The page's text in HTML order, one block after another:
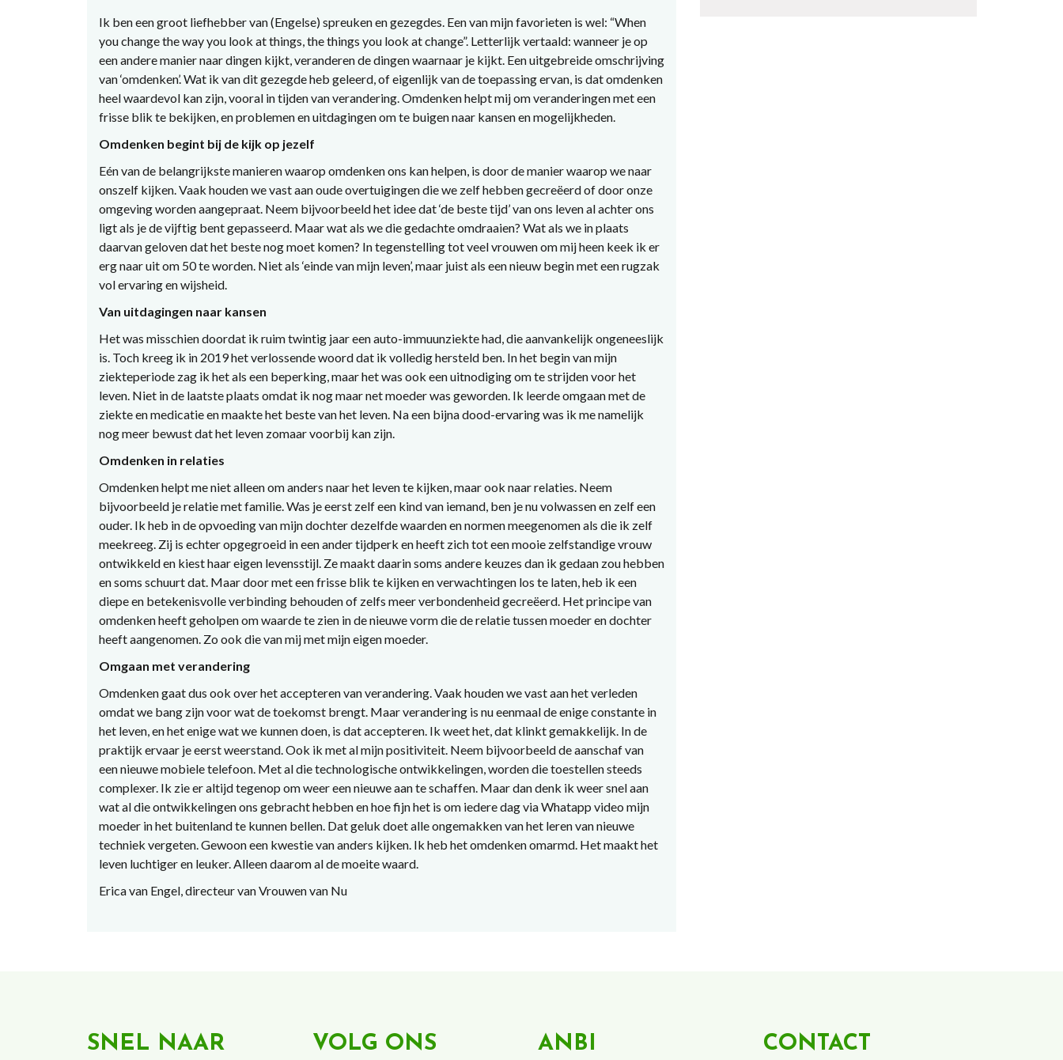
Ik ben een groot liefhebber van (Engelse) spreuken en gezegdes. Een van mijn favorieten is wel: “When
you change the way you look at things, the things you look at change”. Letterlijk vertaald: wanneer je op
een andere manier naar dingen kijkt, veranderen de dingen waarnaar je kijkt. Een uitgebreide omschrijving
van ‘omdenken’. Wat ik van dit gezegde heb geleerd, of eigenlijk van de toepassing ervan, is dat omdenken
heel waardevol kan zijn, vooral in tijden van verandering. Omdenken helpt mij om veranderingen met een
frisse blik te bekijken, en problemen en uitdagingen om te buigen naar kansen en mogelijkheden.
Omdenken begint bij de kijk op jezelf
Eén van de belangrijkste manieren waarop omdenken ons kan helpen, is door de manier waarop we naar
onszelf kijken. Vaak houden we vast aan oude overtuigingen die we zelf hebben gecreëerd of door onze
omgeving worden aangepraat. Neem bijvoorbeeld het idee dat ‘de beste tijd’ van ons leven al achter ons
ligt als je de vijftig bent gepasseerd. Maar wat als we die gedachte omdraaien? Wat als we in plaats
daarvan geloven dat het beste nog moet komen? In tegenstelling tot veel vrouwen om mij heen keek ik er
erg naar uit om 50 te worden. Niet als ‘einde van mijn leven’, maar juist als een nieuw begin met een rugzak
vol ervaring en wijsheid.
Van uitdagingen naar kansen
Het was misschien doordat ik ruim twintig jaar een auto-immuunziekte had, die aanvankelijk ongeneeslijk
is. Toch kreeg ik in 2019 het verlossende woord dat ik volledig hersteld ben. In het begin van mijn
ziekteperiode zag ik het als een beperking, maar het was ook een uitnodiging om te strijden voor het
leven. Niet in de laatste plaats omdat ik nog maar net moeder was geworden. Ik leerde omgaan met de
ziekte en medicatie en maakte het beste van het leven. Na een bijna dood-ervaring was ik me namelijk
nog meer bewust dat het leven zomaar voorbij kan zijn.
Omdenken in relaties
Omdenken helpt me niet alleen om anders naar het leven te kijken, maar ook naar relaties. Neem
bijvoorbeeld je relatie met familie. Was je eerst zelf een kind van iemand, ben je nu volwassen en zelf een
ouder. Ik heb in de opvoeding van mijn dochter dezelfde waarden en normen meegenomen als die ik zelf
meekreeg. Zij is echter opgegroeid in een ander tijdperk en heeft zich tot een mooie zelfstandige vrouw
ontwikkeld en kiest haar eigen levensstijl. Ze maakt daarin soms andere keuzes dan ik gedaan zou hebben
en soms schuurt dat. Maar door met een frisse blik te kijken en verwachtingen los te laten, heb ik een
diepe en betekenisvolle verbinding behouden of zelfs meer verbondenheid gecreëerd. Het principe van
omdenken heeft geholpen om waarde te zien in de nieuwe vorm die de relatie tussen moeder en dochter
heeft aangenomen. Zo ook die van mij met mijn eigen moeder.
Omgaan met verandering
Omdenken gaat dus ook over het accepteren van verandering. Vaak houden we vast aan het verleden
omdat we bang zijn voor wat de toekomst brengt. Maar verandering is nu eenmaal de enige constante in
het leven, en het enige wat we kunnen doen, is dat accepteren. Ik weet het, dat klinkt gemakkelijk. In de
praktijk ervaar je eerst weerstand. Ook ik met al mijn positiviteit. Neem bijvoorbeeld de aanschaf van
een nieuwe mobiele telefoon. Met al die technologische ontwikkelingen, worden die toestellen steeds
complexer. Ik zie er altijd tegenop om weer een nieuwe aan te schaffen. Maar dan denk ik weer snel aan
wat al die ontwikkelingen ons gebracht hebben en hoe fijn het is om iedere dag via Whatapp video mijn
moeder in het buitenland te kunnen bellen. Dat geluk doet alle ongemakken van het leren van nieuwe
techniek vergeten. Gewoon een kwestie van anders kijken. Ik heb het omdenken omarmd. Het maakt het
leven luchtiger en leuker. Alleen daarom al de moeite waard.
Erica van Engel, directeur van Vrouwen van Nu
SNEL NAAR VOLG ONS ANBI CONTACT